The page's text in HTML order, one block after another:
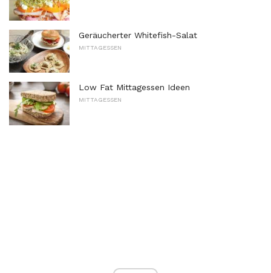
Geräucherter Whitefish-Salat
MITTAGESSEN
Low Fat Mittagessen Ideen
MITTAGESSEN